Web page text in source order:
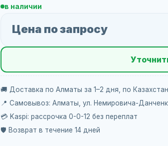
в наличии
Цена по запросу
🚚 Доставка по Алматы за 1–2 дня, по
📍 Самовывоз: Алматы, ул. Немировича-
💳 Kaspi: рассрочка 0-0-12 без переплат
🛡️ Возврат в течение 14 дней